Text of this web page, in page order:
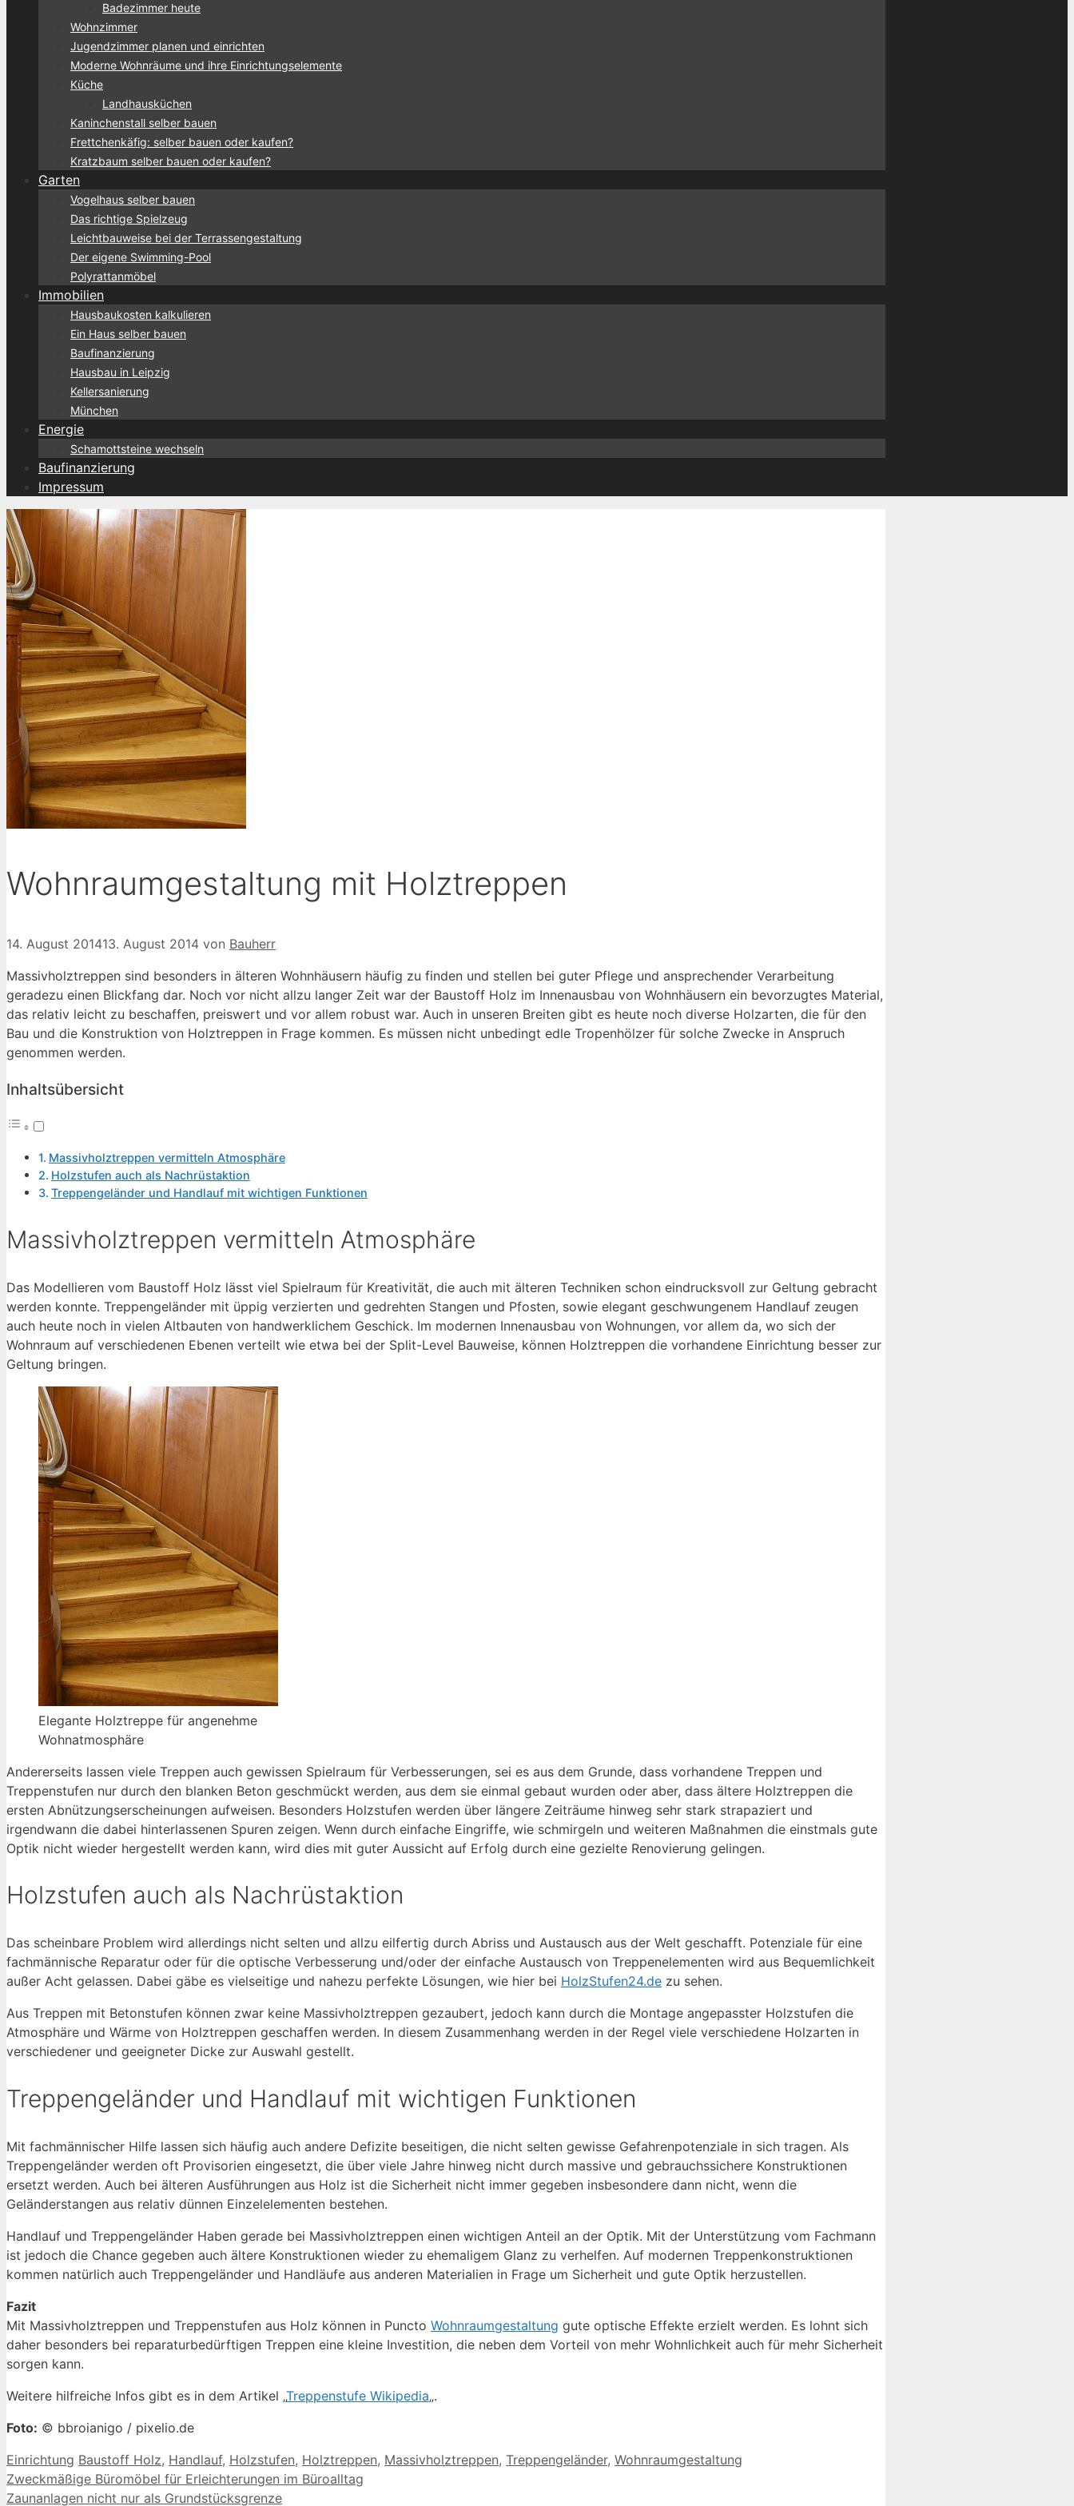
Badezimmer heute
Wohnzimmer
Jugendzimmer planen und einrichten
Moderne Wohnräume und ihre Einrichtungselemente
Küche
Landhausküchen
Kaninchenstall selber bauen
Frettchenkäfig: selber bauen oder kaufen?
Kratzbaum selber bauen oder kaufen?
Garten
Vogelhaus selber bauen
Das richtige Spielzeug
Leichtbauweise bei der Terrassengestaltung
Der eigene Swimming-Pool
Polyrattanmöbel
Immobilien
Hausbaukosten kalkulieren
Ein Haus selber bauen
Baufinanzierung
Hausbau in Leipzig
Kellersanierung
München
Energie
Schamottsteine wechseln
Baufinanzierung
Impressum
Wohnraumgestaltung mit Holztreppen
14. August 201413. August 2014 von Bauherr
Massivholztreppen sind besonders in älteren Wohnhäusern häufig zu finden und stellen bei guter Pflege und ansprechender Verarbeitung
geradezu einen Blickfang dar. Noch vor nicht allzu langer Zeit war der Baustoff Holz im Innenausbau von Wohnhäusern ein bevorzugtes Material,
das relativ leicht zu beschaffen, preiswert und vor allem robust war. Auch in unseren Breiten gibt es heute noch diverse Holzarten, die für den
Bau und die Konstruktion von Holztreppen in Frage kommen. Es müssen nicht unbedingt edle Tropenhölzer für solche Zwecke in Anspruch
genommen werden.
Inhaltsübersicht
Massivholztreppen vermitteln Atmosphäre
Holzstufen auch als Nachrüstaktion
Treppengeländer und Handlauf mit wichtigen Funktionen
Massivholztreppen vermitteln Atmosphäre
Das Modellieren vom Baustoff Holz lässt viel Spielraum für Kreativität, die auch mit älteren Techniken schon eindrucksvoll zur Geltung gebracht
werden konnte. Treppengeländer mit üppig verzierten und gedrehten Stangen und Pfosten, sowie elegant geschwungenem Handlauf zeugen
auch heute noch in vielen Altbauten von handwerklichem Geschick. Im modernen Innenausbau von Wohnungen, vor allem da, wo sich der
Wohnraum auf verschiedenen Ebenen verteilt wie etwa bei der Split-Level Bauweise, können Holztreppen die vorhandene Einrichtung besser zur
Geltung bringen.
Elegante Holztreppe für angenehme
Wohnatmosphäre
Andererseits lassen viele Treppen auch gewissen Spielraum für Verbesserungen, sei es aus dem Grunde, dass vorhandene Treppen und
Treppenstufen nur durch den blanken Beton geschmückt werden, aus dem sie einmal gebaut wurden oder aber, dass ältere Holztreppen die
ersten Abnützungserscheinungen aufweisen. Besonders Holzstufen werden über längere Zeiträume hinweg sehr stark strapaziert und
irgendwann die dabei hinterlassenen Spuren zeigen. Wenn durch einfache Eingriffe, wie schmirgeln und weiteren Maßnahmen die einstmals gute
Optik nicht wieder hergestellt werden kann, wird dies mit guter Aussicht auf Erfolg durch eine gezielte Renovierung gelingen.
Holzstufen auch als Nachrüstaktion
Das scheinbare Problem wird allerdings nicht selten und allzu eilfertig durch Abriss und Austausch aus der Welt geschafft. Potenziale für eine
fachmännische Reparatur oder für die optische Verbesserung und/oder der einfache Austausch von Treppenelementen wird aus Bequemlichkeit
außer Acht gelassen. Dabei gäbe es vielseitige und nahezu perfekte Lösungen, wie hier bei HolzStufen24.de zu sehen.
Aus Treppen mit Betonstufen können zwar keine Massivholztreppen gezaubert, jedoch kann durch die Montage angepasster Holzstufen die
Atmosphäre und Wärme von Holztreppen geschaffen werden. In diesem Zusammenhang werden in der Regel viele verschiedene Holzarten in
verschiedener und geeigneter Dicke zur Auswahl gestellt.
Treppengeländer und Handlauf mit wichtigen Funktionen
Mit fachmännischer Hilfe lassen sich häufig auch andere Defizite beseitigen, die nicht selten gewisse Gefahrenpotenziale in sich tragen. Als
Treppengeländer werden oft Provisorien eingesetzt, die über viele Jahre hinweg nicht durch massive und gebrauchssichere Konstruktionen
ersetzt werden. Auch bei älteren Ausführungen aus Holz ist die Sicherheit nicht immer gegeben insbesondere dann nicht, wenn die
Geländerstangen aus relativ dünnen Einzelelementen bestehen.
Handlauf und Treppengeländer Haben gerade bei Massivholztreppen einen wichtigen Anteil an der Optik. Mit der Unterstützung vom Fachmann
ist jedoch die Chance gegeben auch ältere Konstruktionen wieder zu ehemaligem Glanz zu verhelfen. Auf modernen Treppenkonstruktionen
kommen natürlich auch Treppengeländer und Handläufe aus anderen Materialien in Frage um Sicherheit und gute Optik herzustellen.
Fazit
Mit Massivholztreppen und Treppenstufen aus Holz können in Puncto Wohnraumgestaltung gute optische Effekte erzielt werden. Es lohnt sich
daher besonders bei reparaturbedürftigen Treppen eine kleine Investition, die neben dem Vorteil von mehr Wohnlichkeit auch für mehr Sicherheit
sorgen kann.
Weitere hilfreiche Infos gibt es in dem Artikel „Treppenstufe Wikipedia„.
Foto: © bbroianigo / pixelio.de
Kategorien
Einrichtung Schlagwörter
Baustoff Holz, Handlauf, Holzstufen, Holztreppen, Massivholztreppen, Treppengeländer, Wohnraumgestaltung
Zweckmäßige Büromöbel für Erleichterungen im Büroalltag
Zaunanlagen nicht nur als Grundstücksgrenze